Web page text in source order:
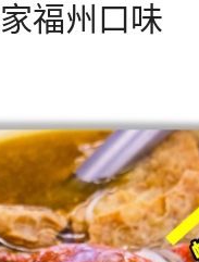
福州口味